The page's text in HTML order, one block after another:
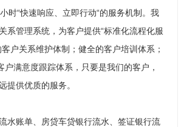
时“快速响应、立即行动“的服务机制。我
系管理系统，为客户提供“标准化流程化服
户关系维护体制；健全的客户培训体系；
户满意度跟踪体系，只要是我们的客户，
提供优质的服务。
水账单、房贷车贷银行流水、签证银行流